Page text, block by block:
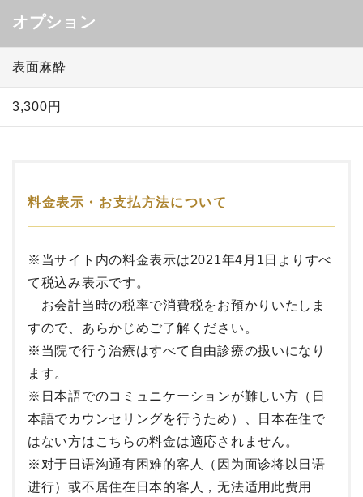
オプション
表面麻酔
3,300円
料金表示・お支払方法について
※当サイト内の料金表示は2021年4月1日よりすべ
て税込み表示です。
お会計当時の税率で消費税をお預かりいたしま
すので、あらかじめご了解ください。
※当院で行う治療はすべて自由診療の扱いになり
ます。
※ 日本語でのコミュニケーションが難しい方（日
本語でカウンセリングを行うため）、日本在住で
はない方はこちらの料金は適応されません。
※对于日语沟通有困难的客人（因为面诊将以日语
进行）或不居住在日本的客人，无法适用此费用